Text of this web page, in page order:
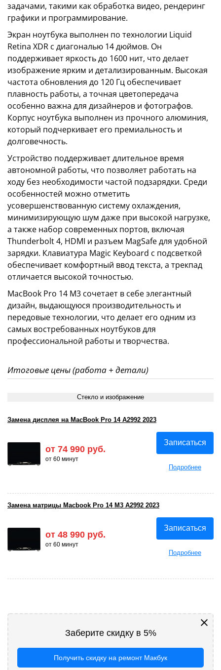
задачами, такими как обработка видео, рендеринг
графики и программирование.
Экран ноутбука выполнен по технологии Liquid
Retina XDR с диагональю 14 дюймов. Он
поддерживает яркость до 1600 нит, что делает
изображение ярким и детализированным. Высокая
частота обновления до 120 Гц обеспечивает
плавность работы, а точная цветопередача
особенно важна для дизайнеров и фотографов.
Корпус ноутбука выполнен из прочного алюминия,
который подчеркивает его премиальность и
долговечность.
Устройство поддерживает длительное время
автономной работы, что позволяет работать на
ходу без необходимости частой подзарядки. Среди
особенностей можно отметить
усовершенствованную систему охлаждения,
минимизирующую шум даже при высокой нагрузке,
а также набор современных портов, включая
Thunderbolt 4, HDMI и разъем MagSafe для удобной
зарядки. Клавиатура Magic Keyboard с подсветкой
обеспечивает комфортный ввод текста, а трекпад
отличается высокой точностью.
MacBook Pro 14 M3 сочетает в себе элегантный
дизайн, выдающуюся производительность и
передовые технологии, что делает его одним из
самых востребованных ноутбуков для
профессиональной работы и творчества.
Итоговые цены (работа + детали)
Стекло и изображение
от 74 990 руб.
от 60 минут
Записаться
Подробнее
Замена дисплея на MacBook Pro 14 A2992 2023
от 48 990 руб.
от 60 минут
Записаться
Подробнее
Замена матрицы Macbook Pro 14 M3 A2992 2023
Заберите скидку в 5%
Получить скидку на ремонт Макбук